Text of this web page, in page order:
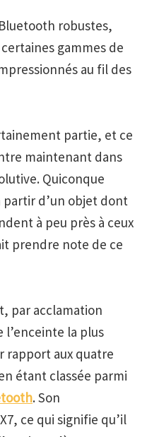
robustes,
gammes de
au fil des
partie, et ce
maintenant dans
Quiconque
d’un objet dont
à peu près à ceux
prendre note de ce
par acclamation
la plus
rapport aux quatre
étant classée parmi
. Son
ce qui signifie qu’il